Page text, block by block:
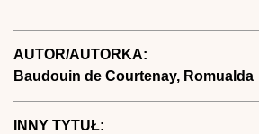
AUTOR/AUTORKA:
Baudouin de Courtenay, Romualda
INNY TYTUŁ: